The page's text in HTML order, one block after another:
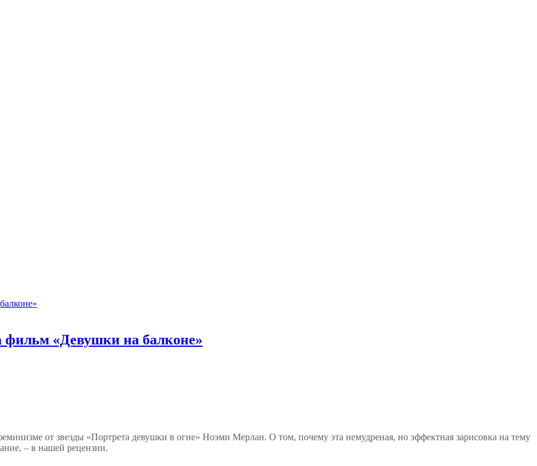
«Девушки на балконе»
от звезды «Портрета девушки в огне» Ноэми Мерлан. О том, почему эта немудреная, но эффектная зарисовка на тему
– в нашей рецензии.